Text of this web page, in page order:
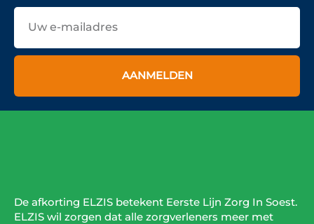
E-
mailadres
AANMELDEN
De afkorting ELZIS betekent Eerste Lijn Zorg In Soest.
ELZIS wil zorgen dat alle zorgverleners meer met